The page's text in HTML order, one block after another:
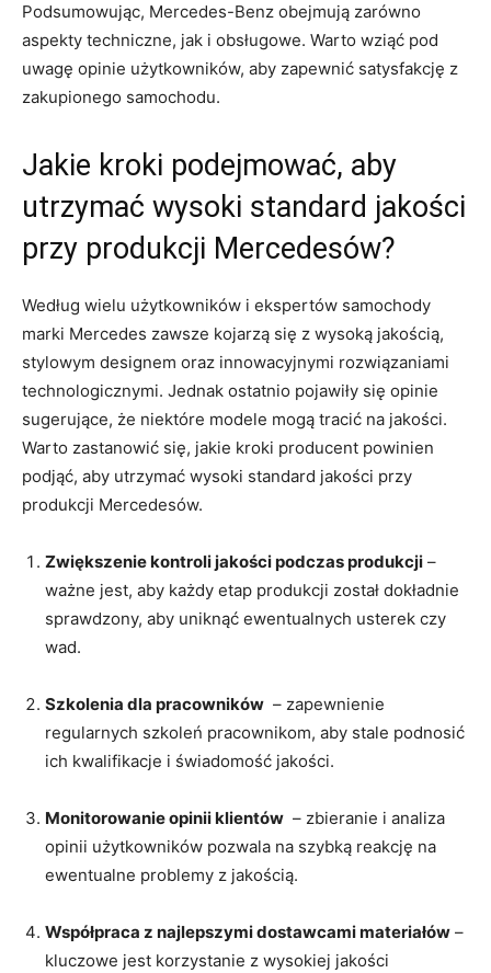
Podsumowując, Mercedes-Benz​ obejmują zarówno
aspekty techniczne, jak ⁤i obsługowe. Warto wziąć pod
uwagę opinie użytkowników, aby zapewnić satysfakcję z
zakupionego ⁢samochodu.
Jakie kroki podejmować, aby
utrzymać wysoki standard⁣ jakości
przy produkcji Mercedesów?
Według wielu użytkowników i ekspertów ⁤samochody⁣
marki ‍Mercedes zawsze ⁢kojarzą się z⁤ wysoką ⁣jakością,
⁢stylowym designem oraz innowacyjnymi ⁤rozwiązaniami⁢
technologicznymi. Jednak ostatnio pojawiły się⁢ opinie‌
sugerujące, że niektóre ‌modele mogą tracić ⁤na jakości.‍
Warto ‌zastanowić się, jakie ‌kroki producent powinien
⁣podjąć, aby⁣ utrzymać‌ wysoki ⁤standard jakości przy
produkcji Mercedesów.
Zwiększenie kontroli jakości podczas ‌produkcji –
ważne jest, aby każdy ‍etap ‍produkcji został dokładnie
⁢sprawdzony, aby‌ uniknąć ewentualnych usterek czy
wad.
Szkolenia ⁢dla pracowników ⁤ – zapewnienie
regularnych szkoleń ‌pracownikom, aby ​stale‍ podnosić
ich kwalifikacje‍ i świadomość jakości.
Monitorowanie opinii klientów ​ – zbieranie i analiza
opinii​ użytkowników pozwala na szybką reakcję na
⁣ewentualne problemy z jakością.
Współpraca z najlepszymi‍ dostawcami materiałów –
‍kluczowe jest korzystanie z ​wysokiej jakości​